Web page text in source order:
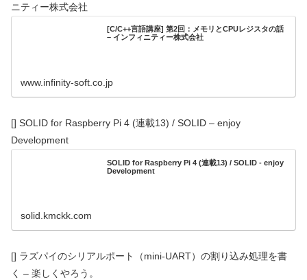
ニティー株式会社
[C/C++言語講座] 第2回：メモリとCPUレジスタの話
– インフィニティー株式会社
www.infinity-soft.co.jp
[] SOLID for Raspberry Pi 4 (連載13) / SOLID – enjoy
Development
SOLID for Raspberry Pi 4 (連載13) / SOLID - enjoy
Development
solid.kmckk.com
[] ラズパイのシリアルポート（mini-UART）の割り込み処理を書
く – 楽しくやろう。